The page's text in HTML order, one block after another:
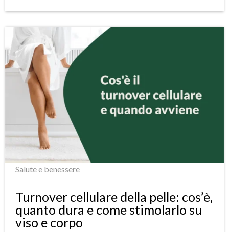
Salute e benessere
Turnover cellulare della pelle: cos’è,
quanto dura e come stimolarlo su
viso e corpo